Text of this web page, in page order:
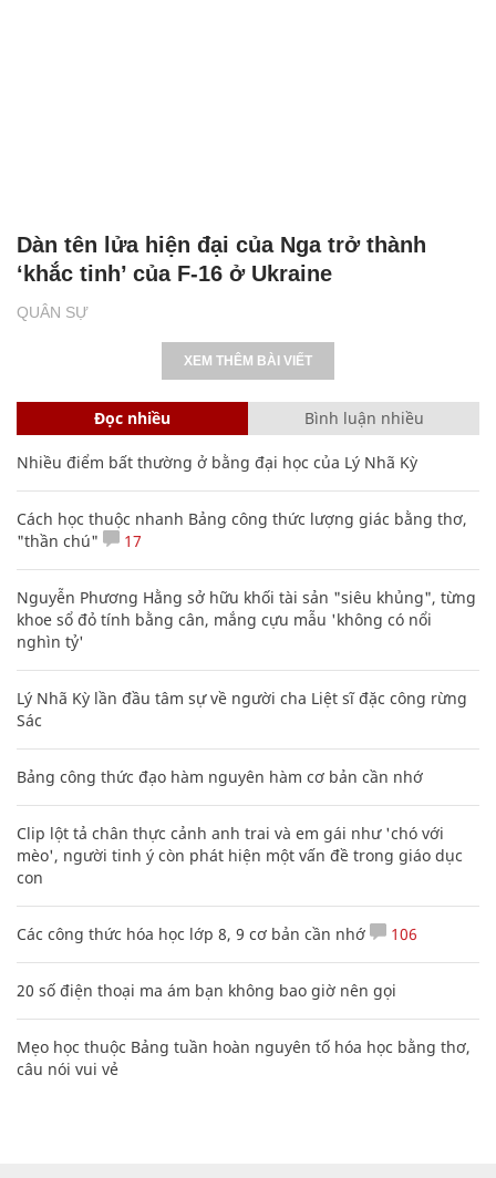
QUÂN SỰ
Dàn tên lửa hiện đại của Nga trở thành
‘khắc tinh’ của F-16 ở Ukraine
XEM THÊM BÀI VIẾT
Đọc nhiều Bình luận nhiều
Nhiều điểm bất thường ở bằng đại học của Lý Nhã Kỳ
Cách học thuộc nhanh Bảng công thức lượng giác bằng thơ,
"thần chú"
17
Nguyễn Phương Hằng sở hữu khối tài sản "siêu khủng", từng
khoe sổ đỏ tính bằng cân, mắng cựu mẫu 'không có nổi
nghìn tỷ'
Lý Nhã Kỳ lần đầu tâm sự về người cha Liệt sĩ đặc công rừng
Sác
Bảng công thức đạo hàm nguyên hàm cơ bản cần nhớ
Clip lột tả chân thực cảnh anh trai và em gái như 'chó với
mèo', người tinh ý còn phát hiện một vấn đề trong giáo dục
con
Các công thức hóa học lớp 8, 9 cơ bản cần nhớ 106
20 số điện thoại ma ám bạn không bao giờ nên gọi
Mẹo học thuộc Bảng tuần hoàn nguyên tố hóa học bằng thơ,
câu nói vui vẻ